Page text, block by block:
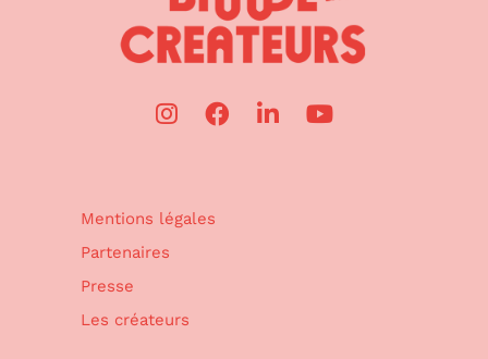
Mentions légales
Partenaires
Presse
Les créateurs